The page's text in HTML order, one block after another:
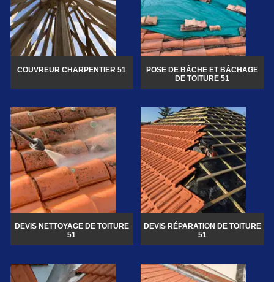
COUVREUR CHARPENTIER 51
POSE DE BÂCHE ET BÂCHAGE
DE TOITURE 51
DEVIS NETTOYAGE DE TOITURE
51
DEVIS RÉPARATION DE TOITURE
51